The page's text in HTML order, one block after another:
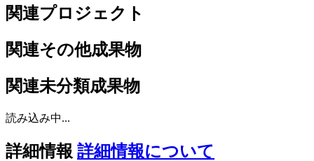
関連プロジェクト
関連その他成果物
関連未分類成果物
読み込み中...
詳細情報 詳細情報について